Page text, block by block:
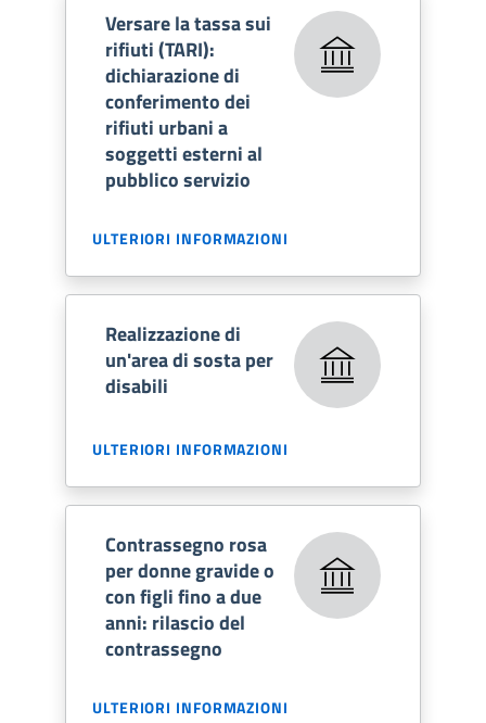
Versare la tassa sui
rifiuti (TARI):
dichiarazione di
conferimento dei
rifiuti urbani a
soggetti esterni al
pubblico servizio
ULTERIORI INFORMAZIONI
Realizzazione di
un'area di sosta per
disabili
ULTERIORI INFORMAZIONI
Contrassegno rosa
per donne gravide o
con figli fino a due
anni: rilascio del
contrassegno
ULTERIORI INFORMAZIONI